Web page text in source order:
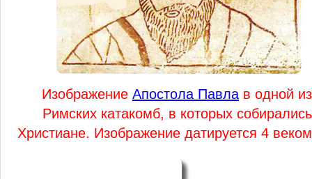
Изображение Апостола Павла в одной из
Римских катакомб, в которых собирались
Христиане. Изображение датируется 4 веком